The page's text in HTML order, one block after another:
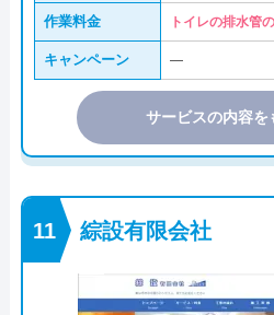
作業料金 トイレの排水管
キャンペーン ―
サービスの内容を
綜設有限会社